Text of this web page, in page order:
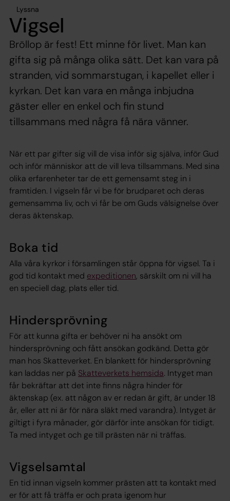
Lyssna
Vigsel
Bröllop är fest! Ett minne för livet. Man kan
gifta sig på många olika sätt. Det kan vara på
stranden, vid sommarstugan, i kapellet eller i
kyrkan. Det kan vara en många inbjudna
gäster eller en enkel och fin stund
tillsammans med några få nära vänner.
När ett par gifter sig vill de visa inför sig själva, inför Gud
och inför människor att de vill leva tillsammans. Med sina
olika erfarenheter tar de ett gemensamt steg in i
framtiden. I vigseln får vi be för brudparet och deras
gemensamma liv, och vi får be om Guds välsignelse över
deras äktenskap.
Boka tid
Alla våra kyrkor i församlingen står öppna för vigsel. Ta i
god tid kontakt med expeditionen, särskilt om ni vill ha
en speciell dag, plats eller tid.
Hindersprövning
För att kunna gifta er behöver ni ha ansökt om
hindersprövning och fått ansökan godkänd. Detta gör
man hos Skatteverket. En blankett för hindersprövning
kan laddas ner på Skatteverkets hemsida. Intyget man
får bekräftar att det inte finns några hinder för
äktenskap (ex. att någon av er redan är gift, är under 18
år, eller att ni är för nära släkt med varandra). Intyget är
giltigt i fyra månader, gör därför inte ansökan för tidigt.
Ta med intyget och ge till prästen när ni träffas.
Vigselsamtal
En tid innan vigseln kommer prästen att ta kontakt med
er för att få träffa er och prata igenom hur